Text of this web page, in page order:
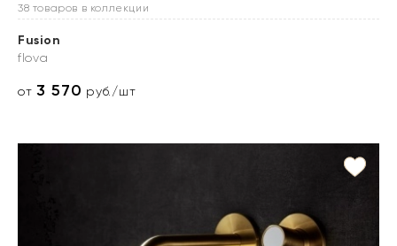
38 товаров в коллекции
Fusion
flova
от3 570 руб./шт